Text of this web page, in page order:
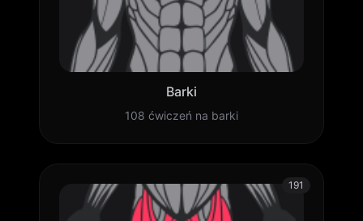
Barki
108 ćwiczeń na barki
191